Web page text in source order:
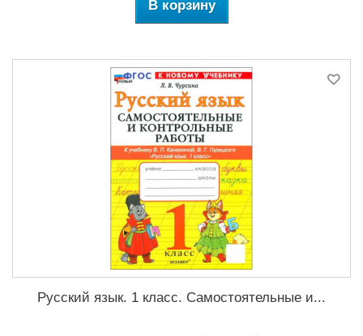
В корзину
Русский язык. 1 класс. Самостоятельные и...